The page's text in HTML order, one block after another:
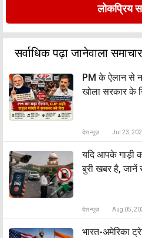
लोकप्रिय
सर्वाधिक पढ़ा जानेवाला समाचार
PM के ऐलान से
खोला सरकार के
देश न्यूज़ Jul 23,
यदि आपके गाड़ी
बुरी खबर है, जानें
देश न्यूज़ Aug 05,
भारत-अमेरिका